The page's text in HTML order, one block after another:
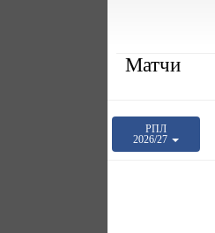
Матчи
РПЛ
2026/27